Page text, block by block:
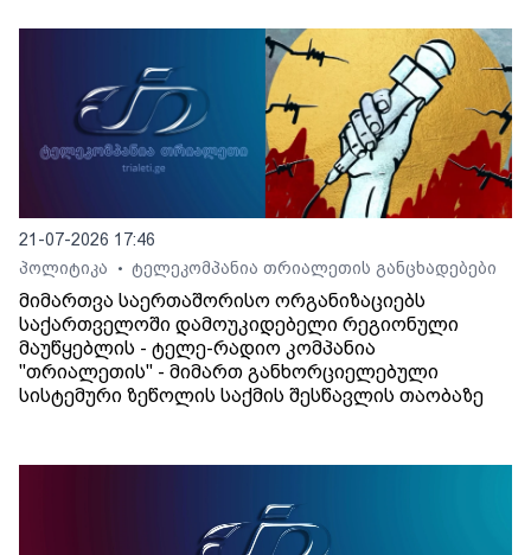
21-07-2026 17:46
პოლიტიკა
• ტელეკომპანია თრიალეთის განცხადებები
მიმართვა საერთაშორისო ორგანიზაციებს
საქართველოში დამოუკიდებელი რეგიონული
მაუწყებლის - ტელე-რადიო კომპანია
"თრიალეთის" - მიმართ განხორციელებული
სისტემური ზეწოლის საქმის შესწავლის თაობაზე